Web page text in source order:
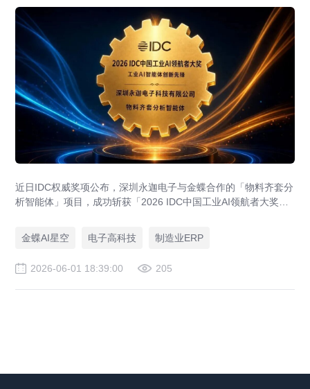
近日IDC权威奖项公布，深圳永迦电子与金蝶合作的「物料齐套分
析智能体」项目，成功斩获「2026 IDC中国工业AI领航者大奖
金蝶AI星空
电子高科技 制造业ERP
2026-06-01 18:39:00 205